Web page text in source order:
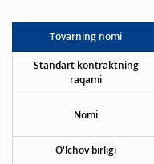
Tovarning nomi
Standart kontraktning
raqami
Nomi
O'lchov birligi